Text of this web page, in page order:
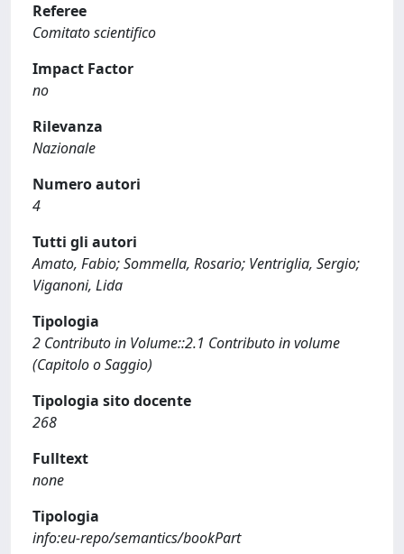
Referee
Comitato scientifico
Impact Factor
no
Rilevanza
Nazionale
Numero autori
4
Tutti gli autori
Amato, Fabio; Sommella, Rosario; Ventriglia, Sergio;
Viganoni, Lida
Tipologia
2 Contributo in Volume::2.1 Contributo in volume
(Capitolo o Saggio)
Tipologia sito docente
268
Fulltext
none
Tipologia
info:eu-repo/semantics/bookPart